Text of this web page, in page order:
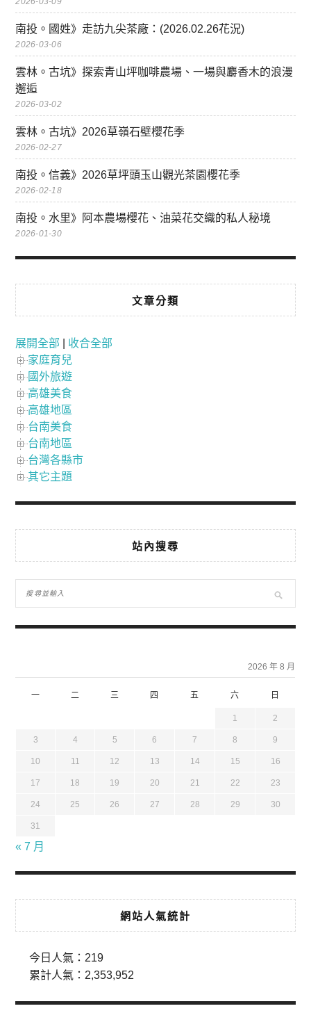
南投。國姓》走訪九尖茶廠：(2026.02.26花況)
2026-03-06
雲林。古坑》探索青山坪咖啡農場、一場與麝香木的浪漫
邂逅
2026-03-02
雲林。古坑》2026草嶺石壁櫻花季
2026-02-27
南投。信義》2026草坪頭玉山觀光茶園櫻花季
2026-02-18
南投。水里》阿本農場櫻花、油菜花交織的私人秘境
2026-01-30
文章分類
展開全部
收合全部
家庭育兒
國外旅遊
高雄美食
高雄地區
台南美食
台南地區
台灣各縣市
其它主題
站內搜尋
2026 年 8 月
一 二 三 四 五 六 日
1 2
3 4 5 6 7 8 9
10 11 12 13 14 15 16
17 18 19 20 21 22 23
24 25 26 27 28 29 30
31
« 7 月
網站人氣統計
今日人氣： 219
累計人氣： 2,353,952